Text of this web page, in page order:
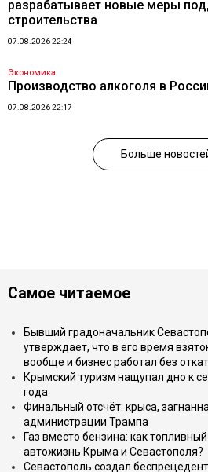
разрабатывает новые меры
строительства
07.08.2026 22:24
Экономика
Производство алкоголя в
07.08.2026 22:17
Больше
Самое читаемое
Бывший градоначальник
утверждает, что в его время
вообще и бизнес работал без
Крымский туризм нащупал дно к
года
Финальный отсчёт: крыса,
администрации Трампа
Газ вместо бензина: как
автожизнь Крыма и Севастополя?
Севастополь создал